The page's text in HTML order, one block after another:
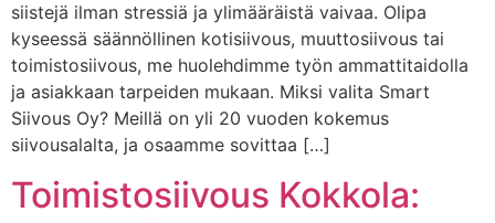
siistejä ilman stressiä ja ylimääräistä vaivaa. Olipa
kyseessä säännöllinen kotisiivous, muuttosiivous tai
toimistosiivous, me huolehdimme työn ammattitaidolla
ja asiakkaan tarpeiden mukaan. Miksi valita Smart
Siivous Oy? Meillä on yli 20 vuoden kokemus
siivousalalta, ja osaamme sovittaa […]
Toimistosiivous Kokkola: